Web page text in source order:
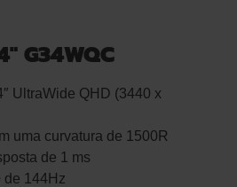
G34WQC
UltraWide QHD (3440 x
uma curvatura de 1500R
de 1 ms
de 144Hz